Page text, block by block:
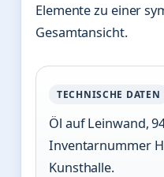
Elemente zu einer
Gesamtansicht.
TECHNISCHE DATEN
Öl auf Leinwand,
Inventarnummer
Kunsthalle.